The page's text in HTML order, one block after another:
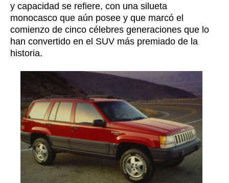
y capacidad se refiere, con una silueta
monocasco que aún posee y que marcó el
comienzo de cinco célebres generaciones que lo
han convertido en el SUV más premiado de la
historia.